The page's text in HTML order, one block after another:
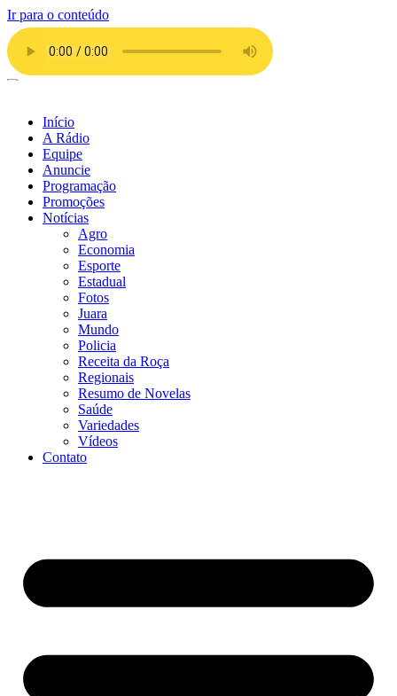
Ir para o conteúdo
Início
A Rádio
Equipe
Anuncie
Programação
Promoções
Notícias
Agro
Economia
Esporte
Estadual
Fotos
Juara
Mundo
Policia
Receita da Roça
Regionais
Resumo de Novelas
Saúde
Variedades
Vídeos
Contato